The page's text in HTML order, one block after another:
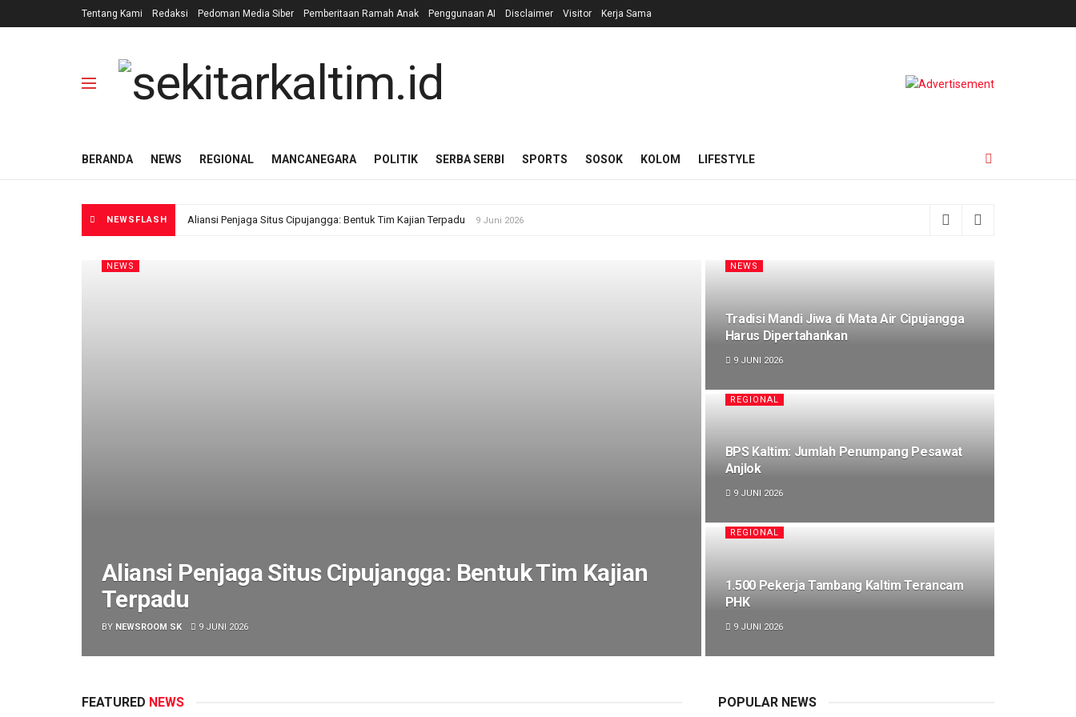
Tentang Kami Redaksi Pedoman Media Siber Pemberitaan Ramah Anak Penggunaan AI Disclaimer Visitor Kerja Sama
BERANDA NEWS REGIONAL MANCANEGARA POLITIK SERBA SERBI SPORTS SOSOK KOLOM LIFESTYLE
NEWSFLASH Aliansi Penjaga Situs Cipujangga: Bentuk Tim Kajian Terpadu 9 Juni 2026
NEWS
Aliansi Penjaga Situs Cipujangga: Bentuk Tim Kajian
Terpadu
BY NEWSROOM SK 9 JUNI 2026
NEWS
Tradisi Mandi Jiwa di Mata Air Cipujangga
Harus Dipertahankan
9 JUNI 2026
REGIONAL
BPS Kaltim: Jumlah Penumpang Pesawat
Anjlok
9 JUNI 2026
REGIONAL
1.500 Pekerja Tambang Kaltim Terancam
PHK
9 JUNI 2026
FEATURED NEWS POPULAR NEWS